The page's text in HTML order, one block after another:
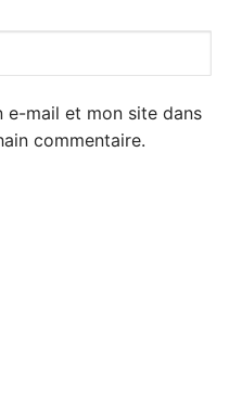
e-mail et mon site dans
commentaire.